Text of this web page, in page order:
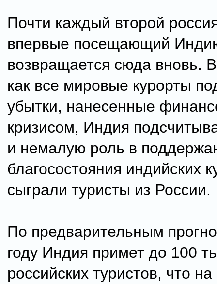
Почти каждый второй
впервые посещающий
возвращается сюда вновь.
как все мировые курорты
убытки, нанесенные
кризисом, Индия
и немалую роль в
благосостояния индийских
сыграли туристы из России.
По предварительным
году Индия примет до 100
российских туристов, что